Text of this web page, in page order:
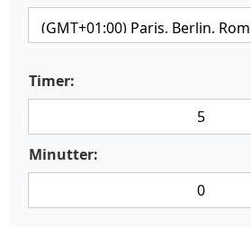
Timer:
Minutter: